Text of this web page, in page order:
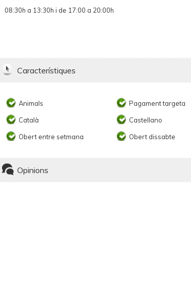
08:30h a 13:30h i de 17:00 a 20:00h
Característiques
Animals Pagament targeta
Català Castellano
Obert entre setmana Obert dissabte
Opinions